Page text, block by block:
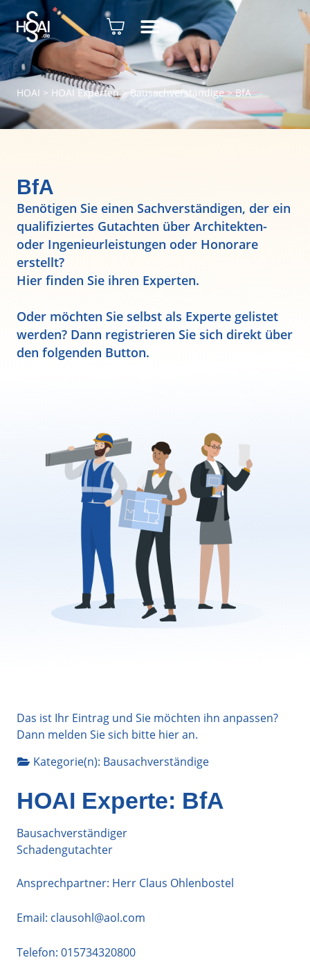
HOAI > HOAI Experten>Bausachverständige>BfA
BfA
Benötigen Sie einen Sachverständigen, der ein
qualifiziertes Gutachten über Architekten-
oder Ingenieurleistungen oder Honorare
erstellt?
Hier finden Sie ihren Experten.
Oder möchten Sie selbst als Experte gelistet
werden? Dann registrieren Sie sich direkt über
den folgenden Button.
Das ist Ihr Eintrag und Sie möchten ihn anpassen?
Dann melden Sie sich bitte hieran.
Kategorie(n): Bausachverständige
HOAI Experte: BfA
Bausachverständiger
Schadengutachter
Ansprechpartner: Herr Claus Ohlenbostel
Email: clausohl@aol.com
Telefon: 015734320800